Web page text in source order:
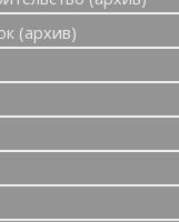
(архив)